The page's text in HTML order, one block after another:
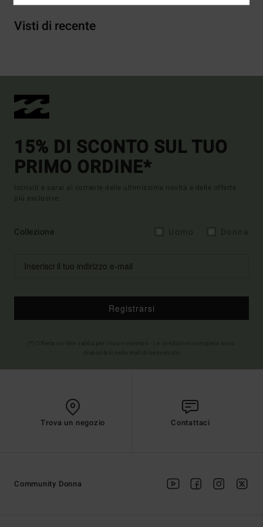
Visti di recente
15% DI SCONTO SUL TUO
PRIMO ORDINE*
Iscriviti e sarai al corrente delle ultimissime novità e delle offerte
più esclusive.
Collezione
Registrarsi
Trova un negozio Contattaci
Community Donna